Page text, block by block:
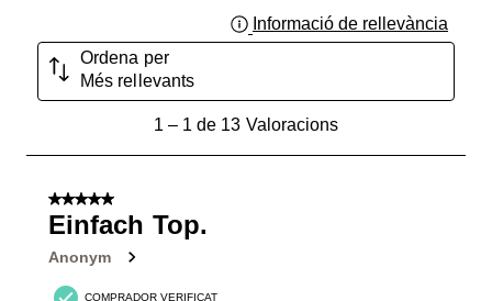
Informació de rellevància
Ordena per
Més rellevants
Valoracions.
1– 1 de 13 Valoracions
5 de 5 estrelles.
Einfach Top.
Anonym
COMPRADOR VERIFICAT